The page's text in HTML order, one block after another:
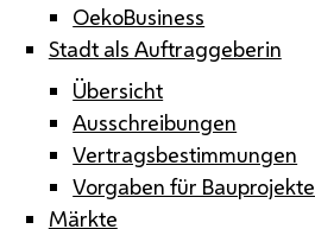
OekoBusiness
Stadt als Auftraggeberin
Übersicht
Ausschreibungen
Vertragsbestimmungen
Vorgaben für Bauprojekte
Märkte